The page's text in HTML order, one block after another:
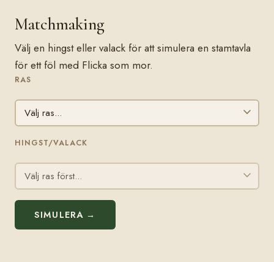
Matchmaking
Välj en hingst eller valack för att simulera en stamtavla
för ett föl med Flicka som mor.
RAS
HINGST/VALACK
SIMULERA →